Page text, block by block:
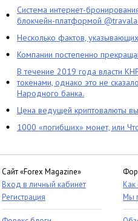
Система интернет-
блокчейн-платформой
Несколько фактов,
Компании постепенно
В течение 2019 года власти
токенами, однако это не
Народного банка.
Цена ведущей криптовалюты
1000 «погибших» монет, или
Сайт «Forex Magazine»
Вход в личный кабинет
Регистрация
Как
Мы